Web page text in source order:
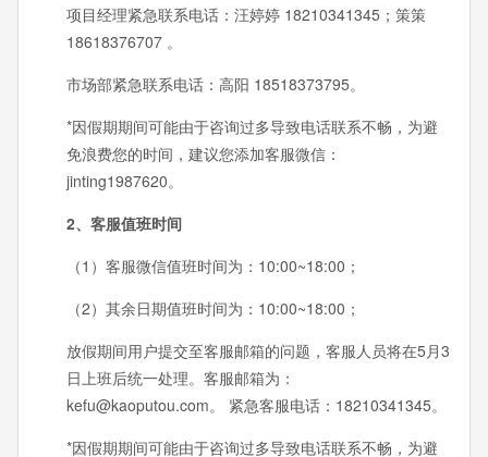
项目经理紧急联系电话：汪婷婷 18210341345；策策
18618376707 。
市场部紧急联系电话：高阳 18518373795。
*因假期期间可能由于咨询过多导致电话联系不畅，为避
免浪费您的时间，建议您添加客服微信：
jinting1987620。
2、客服值班时间
（1）客服微信值班时间为：10:00~18:00；
（2）其余日期值班时间为：10:00~18:00；
放假期间用户提交至客服邮箱的问题，客服人员将在5月3
日上班后统一处理。客服邮箱为：
kefu@kaoputou.com。 紧急客服电话：18210341345。
*因假期期间可能由于咨询过多导致电话联系不畅，为避